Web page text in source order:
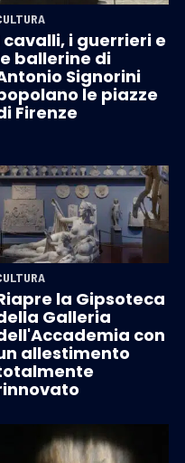
cavalli, i guerrieri e
ballerine di
Signorini
le piazze
Firenze
la Gipsoteca
Galleria
con
allestimento